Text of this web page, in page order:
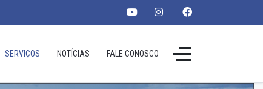
SERVIÇOS NOTÍCIAS FALE CONOSCO